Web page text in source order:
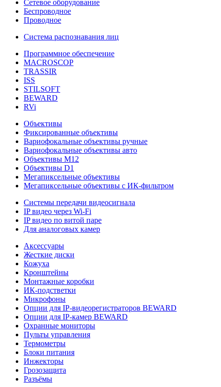
Сетевое оборудование
Беспроводное
Проводное
Система распознавания лиц
Программное обеспечение
MACROSCOP
TRASSIR
ISS
STILSOFT
BEWARD
RVi
Объективы
Фиксированные объективы
Вариофокальные объективы ручные
Вариофокальные объективы авто
Объективы М12
Объективы D1
Мегапиксельные объективы
Мегапиксельные объективы с ИК-фильтром
Системы передачи видеосигнала
IP видео через Wi-Fi
IP видео по витой паре
Для аналоговых камер
Аксессуары
Жесткие диски
Кожуха
Кронштейны
Монтажные коробки
ИК-подстветки
Микрофоны
Опции для IP-видеорегистраторов BEWARD
Опции для IP-камер BEWARD
Охранные мониторы
Пульты управления
Термометры
Блоки питания
Инжекторы
Грозозащита
Разъёмы